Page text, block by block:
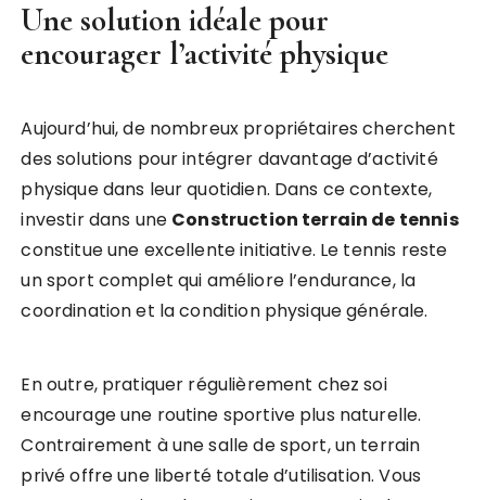
Une solution idéale pour
encourager l’activité physique
Aujourd’hui, de nombreux propriétaires cherchent
des solutions pour intégrer davantage d’activité
physique dans leur quotidien. Dans ce contexte,
investir dans une Construction terrain de tennis
constitue une excellente initiative. Le tennis reste
un sport complet qui améliore l’endurance, la
coordination et la condition physique générale.
En outre, pratiquer régulièrement chez soi
encourage une routine sportive plus naturelle.
Contrairement à une salle de sport, un terrain
privé offre une liberté totale d’utilisation. Vous